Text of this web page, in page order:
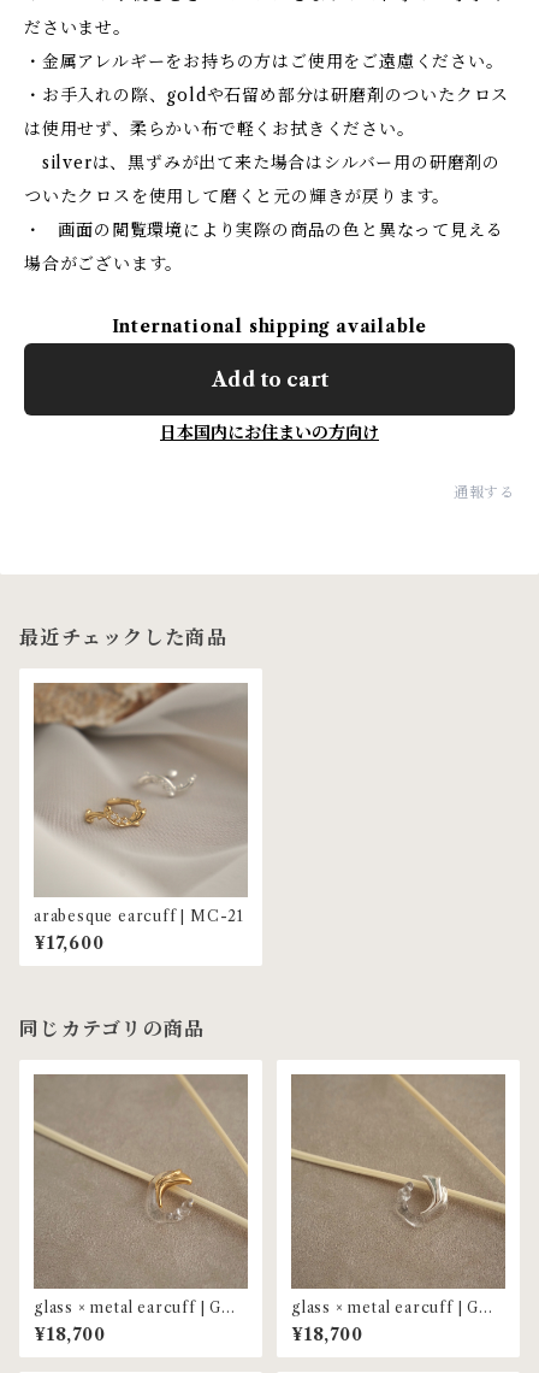
ださいませ。
・金属アレルギーをお持ちの方はご使用をご遠慮ください。
・お手入れの際、goldや石留め部分は研磨剤のついたクロス
は使用せず、柔らかい布で軽くお拭きください。
silverは、黒ずみが出て来た場合はシルバー用の研磨剤の
ついたクロスを使用して磨くと元の輝きが戻ります。
・ 画面の閲覧環境により実際の商品の色と異なって見える
場合がございます。
International shipping available
Add to cart
日本国内にお住まいの方向け
通報する
最近チェックした商品
arabesque earcuff | MC-21
¥17,600
同じカテゴリの商品
glass × metal earcuff | GC-
05 <gold>
¥18,700
glass × metal earcuff | GC-
05 <silver>
¥18,700